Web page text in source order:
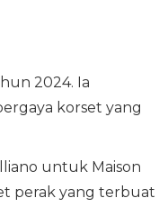
2024. Ia
korset yang
untuk Maison
perak yang terbuat